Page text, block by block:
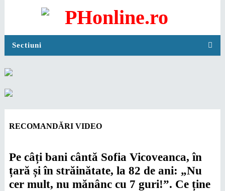
Sectiuni
RECOMANDĂRI VIDEO
Pe câți bani cântă Sofia Vicoveanca, în
țară și în străinătate, la 82 de ani: „Nu
cer mult, nu mănânc cu 7 guri!”. Ce ține